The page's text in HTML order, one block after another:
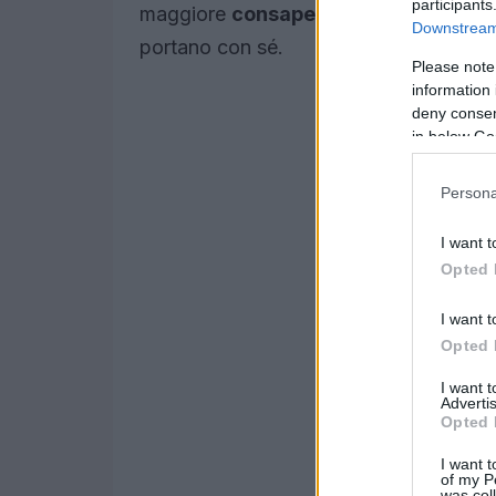
Please
information
deny
in below
I want
Opted
I want
Opted
I want
Opted
I want
of my
maggiore consapevolezza e a
portano con sé.